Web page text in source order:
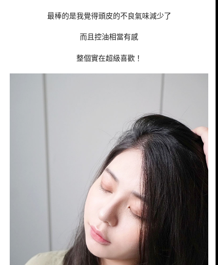
最棒的是我覺得頭皮的不良氣味減少了
而且控油相當有感
整個實在超級喜歡！